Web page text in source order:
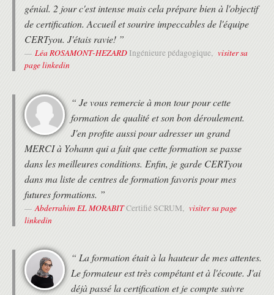
génial. 2 jour c'est intense mais cela prépare bien à l'objectif
de certification. Accueil et sourire impeccables de l'équipe
CERTyou. J'étais ravie! ”
Léa ROSAMONT-HEZARDIngénieure pédagogique, visiter sa
page linkedin
“ Je vous remercie à mon tour pour cette
formation de qualité et son bon déroulement.
J'en profite aussi pour adresser un grand
MERCI à Yohann qui a fait que cette formation se passe
dans les meilleures conditions. Enfin, je garde CERTyou
dans ma liste de centres de formation favoris pour mes
futures formations. ”
Abderrahim EL MORABITCertifié SCRUM, visiter sa page
linkedin
“ La formation était à la hauteur de mes attentes.
Le formateur est très compétant et à l'écoute. J'ai
déjà passé la certification et je compte suivre